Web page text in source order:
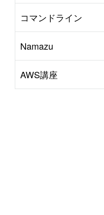
コマンドライン
Namazu
AWS講座